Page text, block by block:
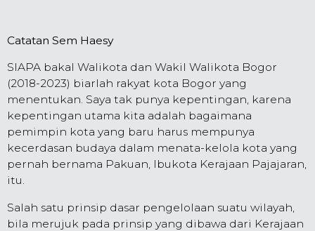
Catatan Sem Haesy
SIAPA bakal Walikota dan Wakil Walikota Bogor
(2018-2023) biarlah rakyat kota Bogor yang
menentukan. Saya tak punya kepentingan, karena
kepentingan utama kita adalah bagaimana
pemimpin kota yang baru harus mempunya
kecerdasan budaya dalam menata-kelola kota yang
pernah bernama Pakuan, Ibukota Kerajaan Pajajaran,
itu.
Salah satu prinsip dasar pengelolaan suatu wilayah,
bila merujuk pada prinsip yang dibawa dari Kerajaan